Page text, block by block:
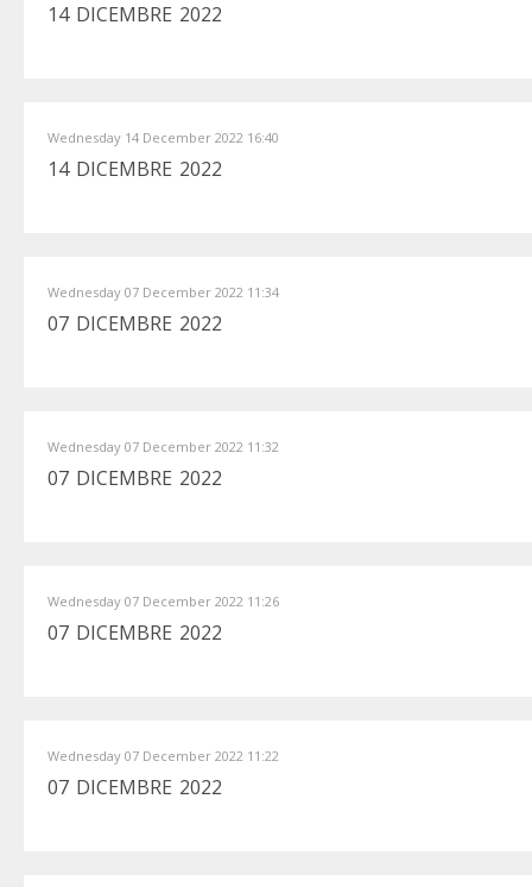
14 DICEMBRE 2022
Wednesday 14 December 2022 16:40
14 DICEMBRE 2022
Wednesday 07 December 2022 11:34
07 DICEMBRE 2022
Wednesday 07 December 2022 11:32
07 DICEMBRE 2022
Wednesday 07 December 2022 11:26
07 DICEMBRE 2022
Wednesday 07 December 2022 11:22
07 DICEMBRE 2022